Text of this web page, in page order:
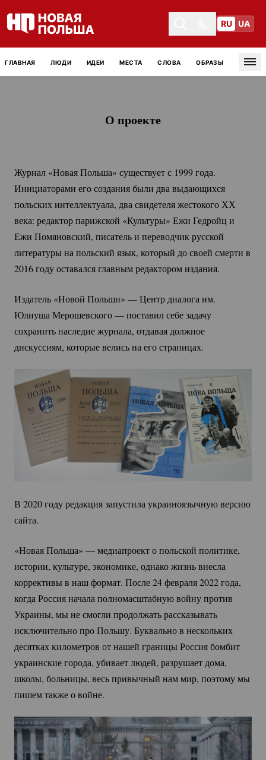
Toggle themeToggle theme
RU UA
ГЛАВНАЯ ЛЮДИ ИДЕИ МЕСТА СЛОВА ОБРАЗЫ
О проекте
Журнал «Новая Польша» существует с 1999 года.
Инициаторами его создания были два выдающихся
польских интеллектуала, два свидетеля жестокого ХХ
века: редактор парижской «Культуры» Ежи Гедройц и
Ежи Помяновский, писатель и переводчик русской
литературы на польский язык, который до своей смерти в
2016 году оставался главным редактором издания.
Издатель «Новой Польши» — Центр диалога им.
Юлиуша Мерошевского — поставил себе задачу
сохранить наследие журнала, отдавая должное
дискуссиям, которые велись на его страницах.
В 2020 году редакция запустила украиноязычную версию
сайта.
«Новая Польша» — медиапроект о польской политике,
истории, культуре, экономике, однако жизнь внесла
коррективы в наш формат. После 24 февраля 2022 года,
когда Россия начала полномасштабную войну против
Украины, мы не смогли продолжать рассказывать
исключительно про Польшу. Буквально в нескольких
десятках километров от нашей границы Россия бомбит
украинские города, убивает людей, разрушает дома,
школы, больницы, весь привычный нам мир, поэтому мы
пишем также о войне.